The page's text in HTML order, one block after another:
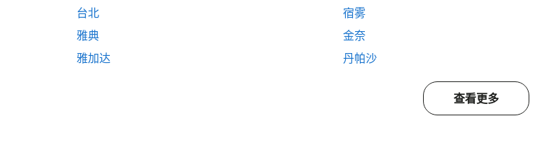
台北
宿雾
雅典
金奈
雅加达
丹帕沙
查看更多